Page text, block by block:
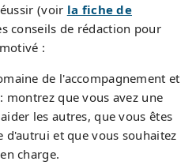
(voir la fiche de
conseils de rédaction pour
:
de l'accompagnement et
montrez que vous avez une
les autres, que vous êtes
d'autrui et que vous souhaitez
charge.